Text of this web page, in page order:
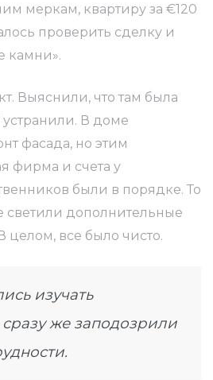
меркам, квартиру за €120
проверить сделку и
камни».
Выяснили, что там была
В доме
фасада, но этим
фирма и счета у
были в порядке. То
светили дополнительные
целом, все было чисто.
изучать
же заподозрили